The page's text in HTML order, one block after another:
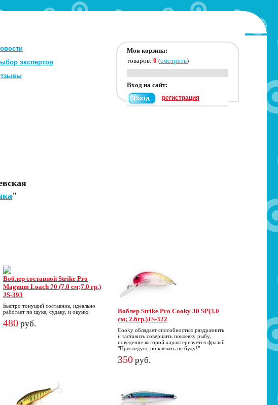
экспертов
Моя корзина:
товаров: 0 (смотреть)
Вход на сайт:
регистрация
"
Воблер составной Strike Pro
Magnum Loach 70 (7.0 см;7.0 гр.)
JS-393
Быстро тонущий составник, идеально
работает по щуке, судаку, и окуню.
480 руб.
Воблер Strike Pro Cooky 30 SP(3.0
см; 2.6гр.)JS-322
Cooky обладает способностью раздразнить
и заставить совершить поклевку рыбу,
поведение которой характеризуется фразой
"Преследую, но клевать не буду!"
350 руб.